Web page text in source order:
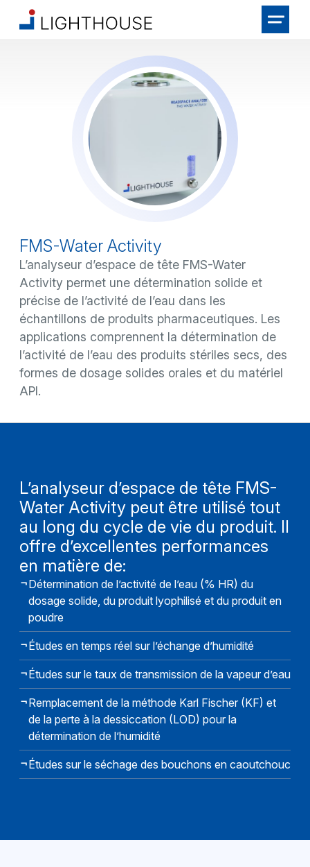
FMS-Water Activity
L’analyseur d’espace de tête FMS-Water
Activity permet une détermination solide et
précise de l’activité de l’eau dans les
échantillons de produits pharmaceutiques. Les
applications comprennent la détermination de
l’activité de l’eau des produits stériles secs, des
formes de dosage solides orales et du matériel
API.
L’analyseur d’espace de tête FMS-
Water Activity peut être utilisé tout
au long du cycle de vie du produit. Il
offre d’excellentes performances
en matière de:
Détermination de l’activité de l’eau (% HR) du
dosage solide, du produit lyophilisé et du produit en
poudre
Études en temps réel sur l’échange d’humidité
Études sur le taux de transmission de la vapeur d’eau
Remplacement de la méthode Karl Fischer (KF) et
de la perte à la dessiccation (LOD) pour la
détermination de l’humidité
Études sur le séchage des bouchons en caoutchouc